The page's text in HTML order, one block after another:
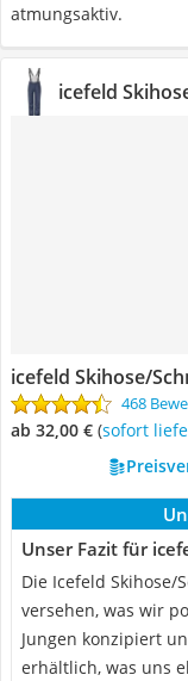
atmungsaktiv.
icefeld
icefeld Skihose/
468
ab 32,00 € ( Sofort
Unser Fazit für
Die Icefeld Skihose/
versehen, was wir
Jungen konzipiert
erhältlich, was uns